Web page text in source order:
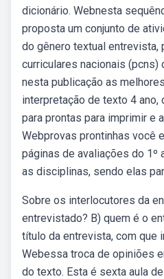
dicionário. Webnesta
proposta um conjunto de
do gênero textual entrevista,
curriculares nacionais (pcns)
nesta publicação as
interpretação de texto 4 ano,
para prontas para imprimir e
Webprovas prontinhas você
páginas de avaliações do 1º
as disciplinas, sendo elas
Sobre os interlocutores da
entrevistado? B) quem é o
título da entrevista, com que
Webessa troca de opiniões
do texto. Esta é sexta aula